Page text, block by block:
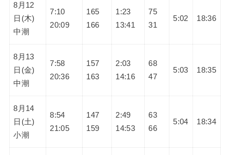
8月12
日(木)
中潮
7:10
20:09
165
166
1:23
13:41
75
31
5:02 18:36
8月13
日(金)
中潮
7:58
20:36
157
163
2:03
14:16
68
47
5:03 18:35
8月14
日(土)
小潮
8:54
21:05
147
159
2:49
14:53
63
66
5:04 18:34